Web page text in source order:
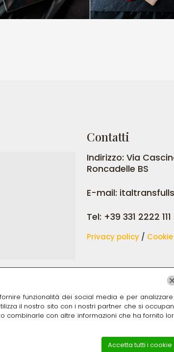
Contatti
Indirizzo: Via
Roncadelle BS
E-mail:
Tel: +39 331 2222 111
Privacy policy /
funzionalità dei social media e per
il nostro sito con i nostri partner che si
combinarle con altre informazioni che ha fornito
Accetta tutti i cookie